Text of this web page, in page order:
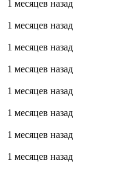
1 месяцев назад
1 месяцев назад
1 месяцев назад
1 месяцев назад
1 месяцев назад
1 месяцев назад
1 месяцев назад
1 месяцев назад